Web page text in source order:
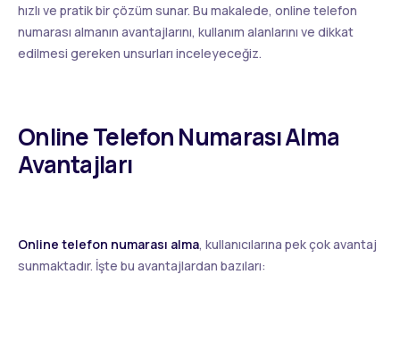
hızlı ve pratik bir çözüm sunar. Bu makalede, online telefon
numarası almanın avantajlarını, kullanım alanlarını ve dikkat
edilmesi gereken unsurları inceleyeceğiz.
Online Telefon Numarası Alma
Avantajları
Online telefon numarası alma, kullanıcılarına pek çok avantaj
sunmaktadır. İşte bu avantajlardan bazıları: